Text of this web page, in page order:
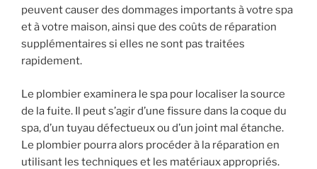
peuvent causer des dommages importants à votre spa
et à votre maison, ainsi que des coûts de réparation
supplémentaires si elles ne sont pas traitées
rapidement.
Le plombier examinera le spa pour localiser la source
de la fuite. Il peut s’agir d’une fissure dans la coque du
spa, d’un tuyau défectueux ou d’un joint mal étanche.
Le plombier pourra alors procéder à la réparation en
utilisant les techniques et les matériaux appropriés.